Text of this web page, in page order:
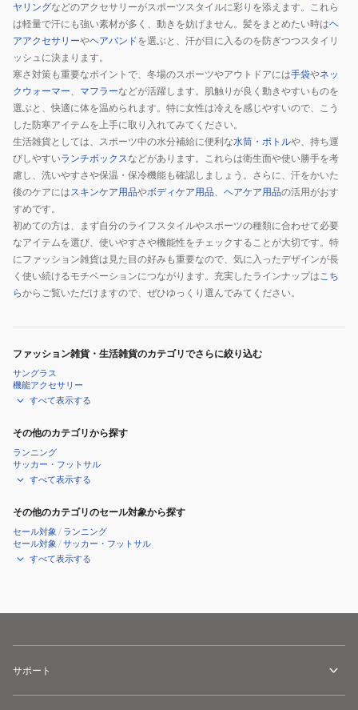
ヤリングなどのアクセサリーがスポーツスタイルに彩りを添えます。これら
は軽量で汗にも強い素材が多く、動きを妨げません。髪をまとめたい時はヘ
アアクセサリーやヘアバンドを選ぶと、汗が目に入るのを防ぎつつスタイリ
ッシュに決まります。
寒さ対策も重要なポイントで、冬場のスポーツやアウトドアには手袋やネッ
クウォーマー、 マフラーなどが活躍します。肌触りが良く動きやすいものを
選ぶと、快適に体を温められます。特に女性は冷えを感じやすいので、こう
した防寒アイテムを上手に取り入れてみてください。
生活雑貨としては、スポーツ中の水分補給に便利な水筒・ボトルや、持ち運
びしやすいランチボックスなどがあります。これらは衛生面や使い勝手を考
慮し、洗いやすさや保温・保冷機能も確認しましょう。さらに、汗をかいた
後のケアにはスキンケア用品やボディケア用品、 ヘアケア用品の活用がおす
すめです。
初めての方は、まず自分のライフスタイルやスポーツの種類に合わせて必要
なアイテムを選び、使いやすさや機能性をチェックすることが大切です。特
にファッション雑貨は見た目の好みも重要なので、気に入ったデザインが長
く使い続けるモチベーションにつながります。充実したラインナップはこち
らからご覧いただけますので、ぜひゆっくり選んでみてください。
ファッション雑貨・生活雑貨のカテゴリでさらに絞り込む
サングラス
機能アクセサリー
すべて表示する
その他のカテゴリから探す
ランニング
サッカー・フットサル
すべて表示する
その他のカテゴリのセール対象から探す
セール対象 / ランニング
セール対象 /サッカー・フットサル
すべて表示する
サポート